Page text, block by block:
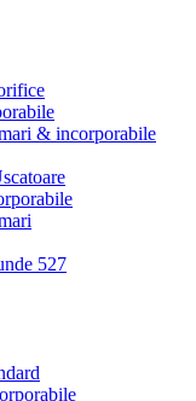
& incorporabile
527